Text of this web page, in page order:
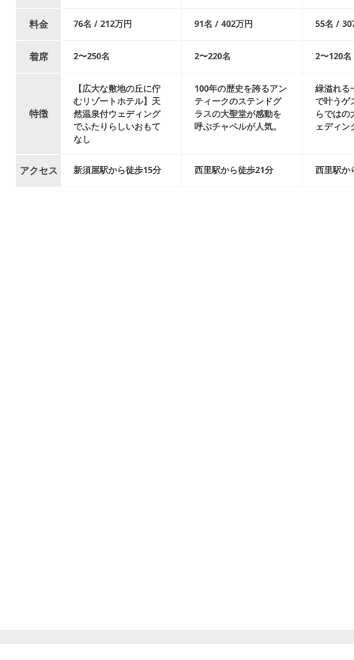
料金 76名 / 212万円 91名 / 402万円 55名 /
着席 2〜250名 2〜220名 2〜120名
特徴
【広大な敷地の丘に佇
むリゾートホテル】天
然温泉付ウェディング
でふたりらしいおもて
なし
100年の歴史を誇るアン
ティークのステンドグ
ラスの大聖堂が感動を
呼ぶチャペルが人気。
緑溢れる
で叶うゲ
らではの
ェディン
アクセス 新須屋駅から徒歩15分 西里駅から徒歩21分 西里駅か